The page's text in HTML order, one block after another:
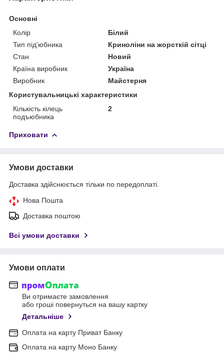
Основні
Колір
Білий
Тип під'юбника
Криноліни на жорсткій сітці
Стан
Новий
Країна виробник
Україна
Виробник
Майстерня
Користувальницькі характеристики
Кількість кілець
подъюбника
2
Приховати
Умови доставки
Доставка здійснюється тільки по передоплаті.
Нова Пошта
Доставка поштою
Всі умови доставки
Умови оплати
Ви отримаєте замовлення
або гроші повернуться на вашу картку
Детальніше
Оплата на карту Приват Банку
Оплата на карту Моно Банку